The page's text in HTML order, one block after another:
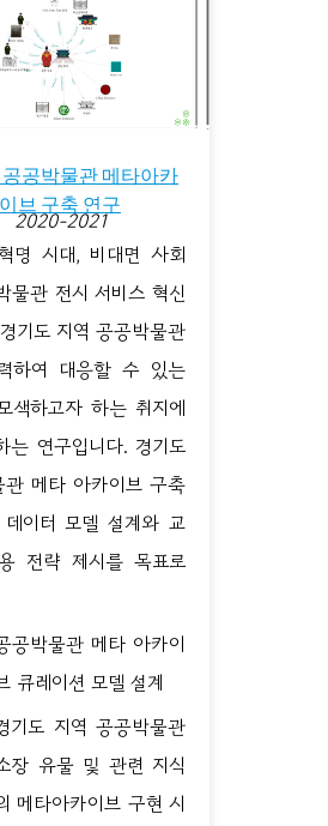
공박물관 메타아카
이브 구축 연구
2020-2021
명 시대, 비대면 사회
물관 전시 서비스 혁신
기도 지역 공공박물관
하여 대응할 수 있는
색하고자 하는 취지에
는 연구입니다. 경기도
관 메타 아카이브 구축
이터 모델 설계와 교
전략 제시를 목표로
공박물관 메타 아카이
큐레이션 모델 설계
기도 지역 공공박물관
장 유물 및 관련 지식
메타아카이브 구현 시